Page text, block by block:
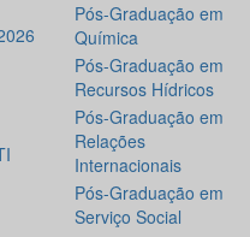
Pós-Graduação em
Química
Pós-Graduação em
Recursos Hídricos
Pós-Graduação em
Relações
Internacionais
Pós-Graduação em
Serviço Social